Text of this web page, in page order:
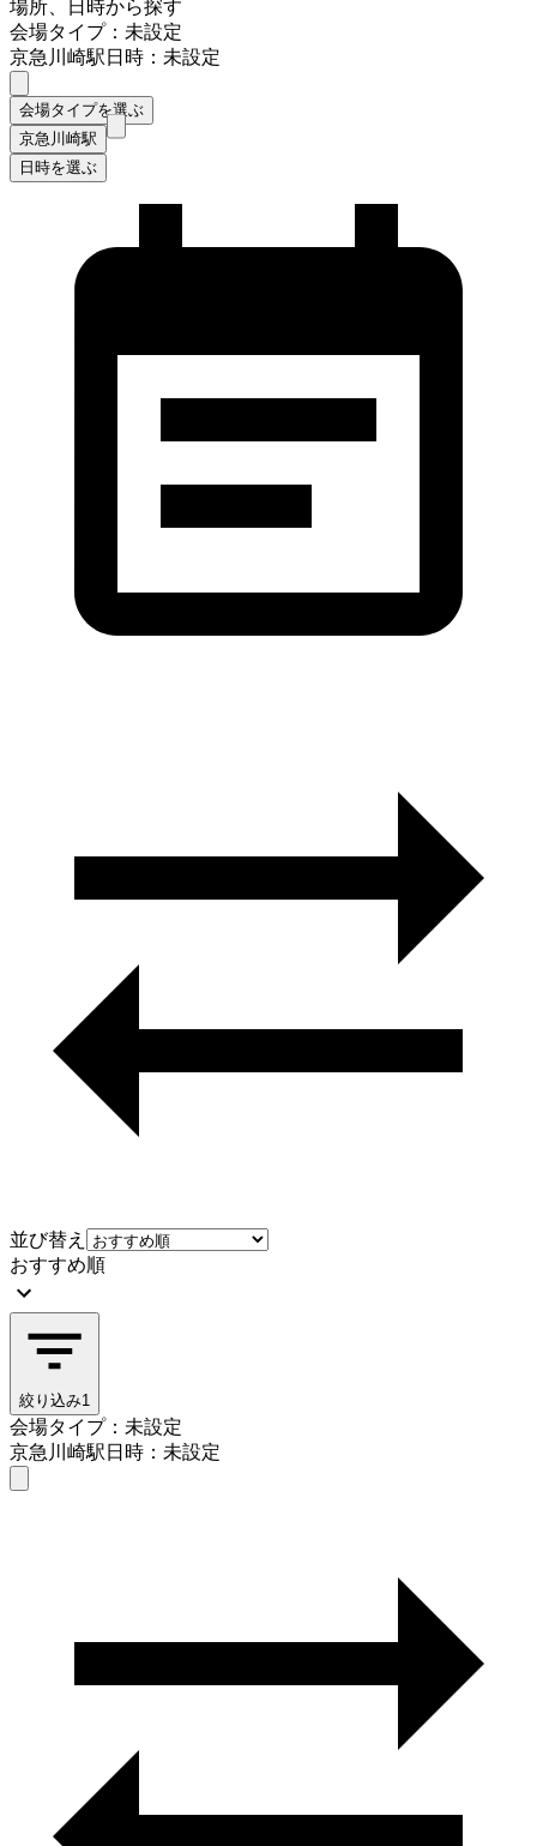
場所、日時から探す
会場タイプ：未設定
京急川崎駅日時：未設定
会場タイプを選ぶ
京急川崎駅
日時を選ぶ
並び替え
おすすめ順
絞り込み1
会場タイプ：未設定
京急川崎駅日時：未設定